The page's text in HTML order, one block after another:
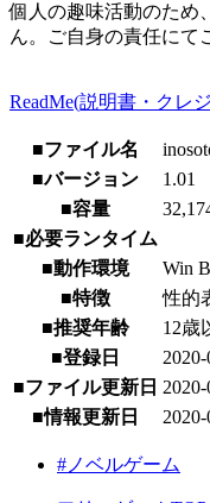
個人の趣味活動のため
ん。ご自身の責任にて
ReadMe(説明書・クレ
■ファイル名
■バージョン
1.01
■容量
■必要ランタイム
■動作環境
Win
■特徴
性的
■推奨年齢
12歳
■登録日
■ファイル更新日
■情報更新日
#ノベルゲーム